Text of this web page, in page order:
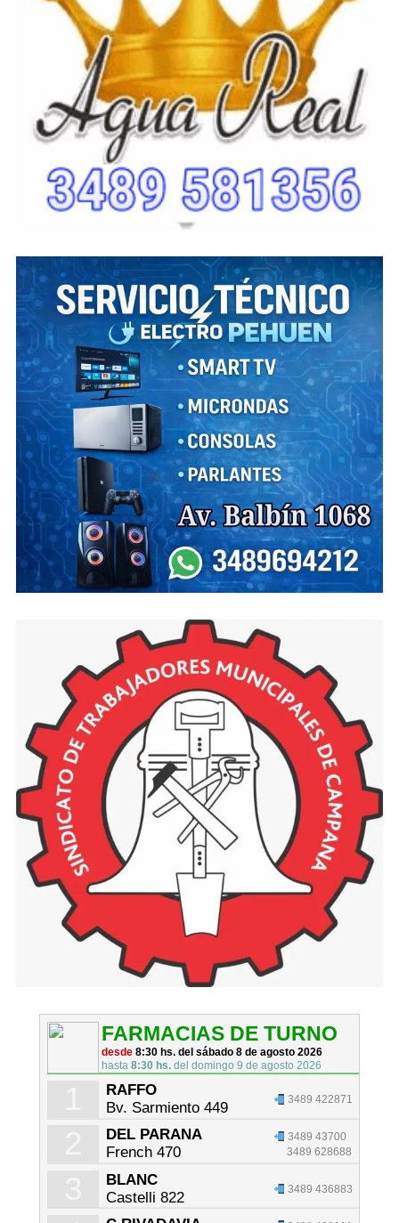
FARMACIAS DE TURNO
desde8:30 hs. del sábado 8 de agosto 2026
hasta8:30 hs. del domingo 9 de agosto 2026
RAFFO
Bv. Sarmiento 449
3489 422871
DEL PARANA
French 470
3489 43700
3489 628688
BLANC
Castelli 822
3489 436883